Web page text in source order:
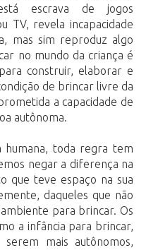
escrava de jogos
TV, revela incapacidade
mas sim reproduz algo
no mundo da criança é
construir, elaborar e
de brincar livre da
a capacidade de
autônoma.
humana, toda regra tem
negar a diferença na
que teve espaço na sua
daqueles que não
para brincar. Os
a infância para brincar,
mais autônomos,